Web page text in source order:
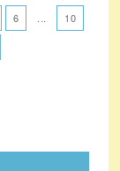
6 10